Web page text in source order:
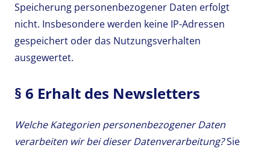
Speicherung personenbezogener Daten erfolgt
nicht. Insbesondere werden keine IP-Adressen
gespeichert oder das Nutzungsverhalten
ausgewertet.
§ 6 Erhalt des Newsletters
Welche Kategorien personenbezogener Daten
verarbeiten wir bei dieser Datenverarbeitung?Sie